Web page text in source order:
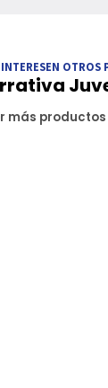
OTROS
más productos